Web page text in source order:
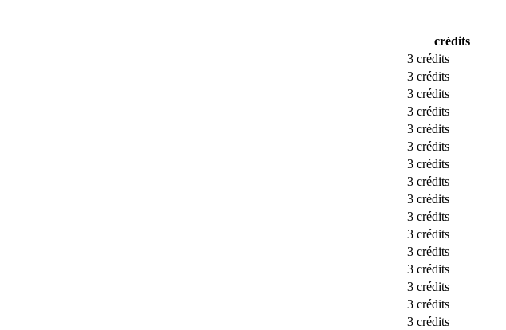
crédits
3 crédits
3 crédits
3 crédits
3 crédits
3 crédits
3 crédits
3 crédits
3 crédits
3 crédits
3 crédits
3 crédits
3 crédits
3 crédits
3 crédits
3 crédits
3 crédits